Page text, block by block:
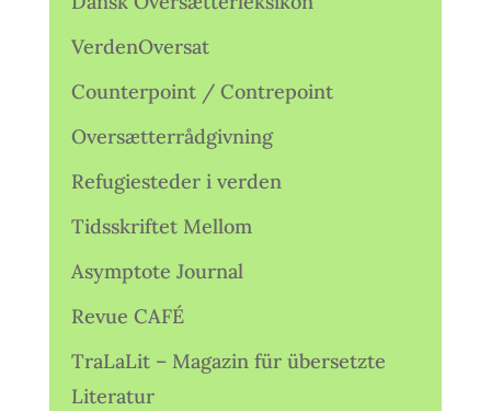
VerdenOversat
Counterpoint / Contrepoint
Oversætterrådgivning
Refugiesteder i verden
Tidsskriftet Mellom
Asymptote Journal
Revue CAFÉ
TraLaLit – Magazin für übersetzte
Literatur